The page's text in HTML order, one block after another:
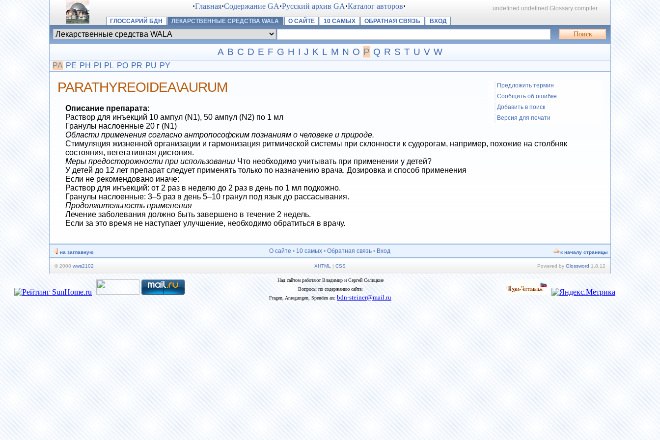
·Главная·Содержание GA·Русский архив GA·Каталог авторов· undefined undefined Glossary compiler
ГЛОССАРИЙ БДН
ЛЕКАРСТВЕННЫЕ СРЕДСТВА WALA О САЙТЕ 10 САМЫХ ОБРАТНАЯ СВЯЗЬ ВХОД
A B C D E F G H I J K L M N O P Q R S T U V W
PA PE PH PI PL PO PR PU PY
Предложить термин
Сообщить об ошибке
Добавить в поиск
Версия для печати
PARATHYREOIDEA\AURUM
Описание препарата:
Раствор для инъекций 10 ампул (N1), 50 ампул (N2) по 1 мл
Гранулы наслоенные 20 г (N1)
Области применения согласно антропософским познаниям о человеке и природе.
Стимуляция жизненной организации и гармонизация ритмической системы при склонности к судорогам, например, похожие на столбняк
состояния, вегетативная дистония.
Меры предосторожности при использованииЧто необходимо учитывать при применении у детей?
У детей до 12 лет препарат следует применять только по назначению врача. Дозировка и способ применения
Если не рекомендовано иначе:
Раствор для инъекций: от 2 раз в неделю до 2 раз в день по 1 мл подкожно.
Гранулы наслоенные: 3–5 раз в день 5–10 гранул под язык до рассасывания.
Продолжительность применения
Лечение заболевания должно быть завершено в течение 2 недель.
Если за это время не наступает улучшение, необходимо обратиться в врачу.
на заглавную О сайте • 10 самых •Обратная связь • Вход к началу страницы
© 2008 wws2102 XHTML | CSS Powered by Glossword 1.8.12
Над сайтом работают Владимир и Сергей Селицкие
Вопросы по содержанию сайта:
Fragen, Anregungen, Spenden an:bdn-steiner@mail.ru